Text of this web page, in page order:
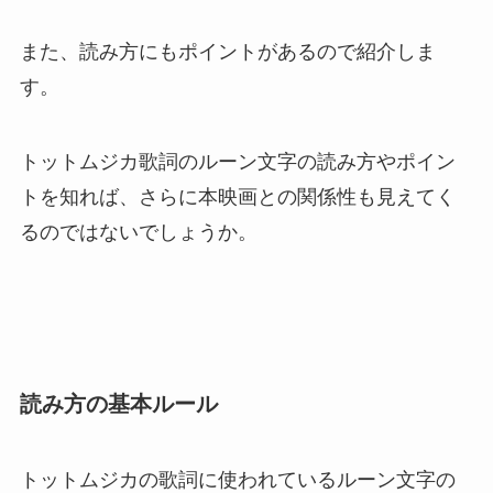
また、読み方にもポイントがあるので紹介しま
す。
トットムジカ歌詞のルーン文字の読み方やポイン
トを知れば、さらに本映画との関係性も見えてく
るのではないでしょうか。
読み方の基本ルール
トットムジカの歌詞に使われているルーン文字の